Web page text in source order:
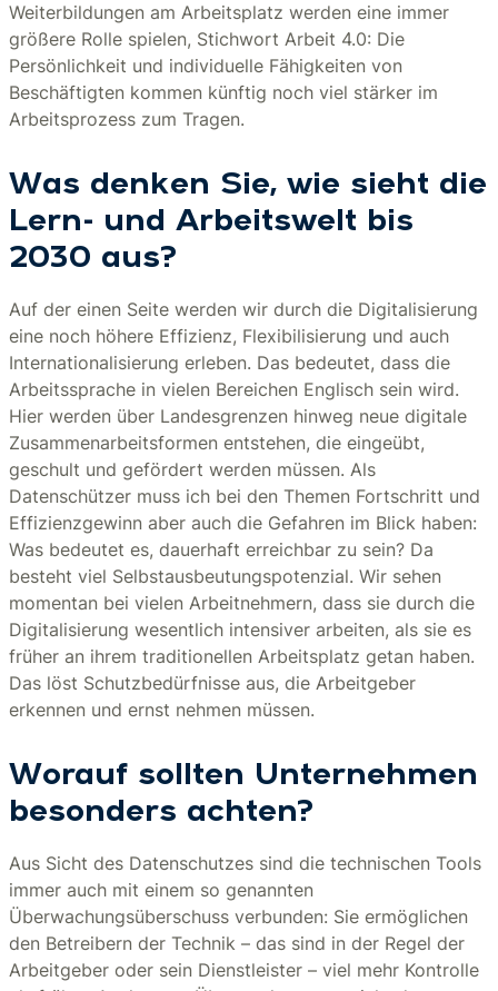
Weiterbildungen am Arbeitsplatz werden eine immer
größere Rolle spielen, Stichwort Arbeit 4.0: Die
Persönlichkeit und individuelle Fähigkeiten von
Beschäftigten kommen künftig noch viel stärker im
Arbeitsprozess zum Tragen.
Was denken Sie, wie sieht die
Lern- und Arbeitswelt bis
2030 aus?
Auf der einen Seite werden wir durch die Digitalisierung
eine noch höhere Effizienz, Flexibilisierung und auch
Internationalisierung erleben. Das bedeutet, dass die
Arbeitssprache in vielen Bereichen Englisch sein wird.
Hier werden über Landesgrenzen hinweg neue digitale
Zusammenarbeitsformen entstehen, die eingeübt,
geschult und gefördert werden müssen. Als
Datenschützer muss ich bei den Themen Fortschritt und
Effizienzgewinn aber auch die Gefahren im Blick haben:
Was bedeutet es, dauerhaft erreichbar zu sein? Da
besteht viel Selbstausbeutungspotenzial. Wir sehen
momentan bei vielen Arbeitnehmern, dass sie durch die
Digitalisierung wesentlich intensiver arbeiten, als sie es
früher an ihrem traditionellen Arbeitsplatz getan haben.
Das löst Schutzbedürfnisse aus, die Arbeitgeber
erkennen und ernst nehmen müssen.
Worauf sollten Unternehmen
besonders achten?
Aus Sicht des Datenschutzes sind die technischen Tools
immer auch mit einem so genannten
Überwachungsüberschuss verbunden: Sie ermöglichen
den Betreibern der Technik – das sind in der Regel der
Arbeitgeber oder sein Dienstleister – viel mehr Kontrolle